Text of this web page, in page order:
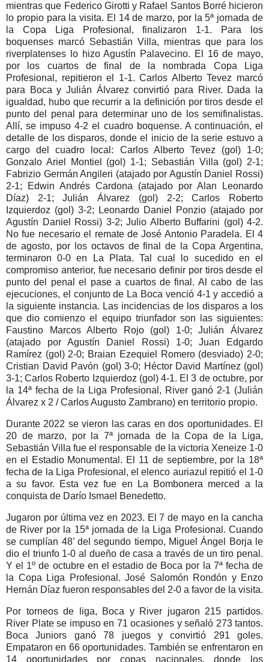
mientras que Federico Girotti y Rafael Santos Borré hicieron
lo propio para la visita. El 14 de marzo, por la 5ª jornada de
la Copa Liga Profesional, finalizaron 1-1. Para los
boquenses marcó Sebastián Villa, mientras que para los
riverplatenses lo hizo Agustín Palavecino. El 16 de mayo,
por los cuartos de final de la nombrada Copa Liga
Profesional, repitieron el 1-1. Carlos Alberto Tevez marcó
para Boca y Julián Álvarez convirtió para River. Dada la
igualdad, hubo que recurrir a la definición por tiros desde el
punto del penal para determinar uno de los semifinalistas.
Allí, se impuso 4-2 el cuadro boquense. A continuación, el
detalle de los disparos, donde el inicio de la serie estuvo a
cargo del cuadro local: Carlos Alberto Tevez (gol) 1-0;
Gonzalo Ariel Montiel (gol) 1-1; Sebastián Villa (gol) 2-1;
Fabrizio Germán Angileri (atajado por Agustín Daniel Rossi)
2-1; Edwin Andrés Cardona (atajado por Alan Leonardo
Díaz) 2-1; Julián Álvarez (gol) 2-2; Carlos Roberto
Izquierdoz (gol) 3-2; Leonardo Daniel Ponzio (atajado por
Agustín Daniel Rossi) 3-2; Julio Alberto Buffarini (gol) 4-2.
No fue necesario el remate de José Antonio Paradela. El 4
de agosto, por los octavos de final de la Copa Argentina,
terminaron 0-0 en La Plata. Tal cual lo sucedido en el
compromiso anterior, fue necesario definir por tiros desde el
punto del penal el pase a cuartos de final. Al cabo de las
ejecuciones, el conjunto de La Boca venció 4-1 y accedió a
la siguiente instancia. Las incidencias de los disparos a los
que dio comienzo el equipo triunfador son las siguientes:
Faustino Marcos Alberto Rojo (gol) 1-0; Julián Álvarez
(atajado por Agustín Daniel Rossi) 1-0; Juan Edgardo
Ramírez (gol) 2-0; Braian Ezequiel Romero (desviado) 2-0;
Cristian David Pavón (gol) 3-0; Héctor David Martínez (gol)
3-1; Carlos Roberto Izquierdoz (gol) 4-1. El 3 de octubre, por
la 14ª fecha de la Liga Profesional, River ganó 2-1 (Julián
Álvarez x 2 / Carlos Augusto Zambrano) en territorio propio.
Durante 2022 se vieron las caras en dos oportunidades. El
20 de marzo, por la 7ª jornada de la Copa de la Liga,
Sebastián Villa fue el responsable de la victoria Xeneize 1-0
en el Estadio Monumental. El 11 de septiembre, por la 18ª
fecha de la Liga Profesional, el elenco auriazul repitió el 1-0
a su favor. Esta vez fue en La Bombonera merced a la
conquista de Darío Ismael Benedetto.
Jugaron por última vez en 2023. El 7 de mayo en la cancha
de River por la 15ª jornada de la Liga Profesional. Cuando
se cumplían 48’ del segundo tiempo, Miguel Ángel Borja le
dio el triunfo 1-0 al dueño de casa a través de un tiro penal.
Y el 1º de octubre en el estadio de Boca por la 7ª fecha de
la Copa Liga Profesional. José Salomón Rondón y Enzo
Hernán Díaz fueron responsables del 2-0 a favor de la visita.
Por torneos de liga, Boca y River jugaron 215 partidos.
River Plate se impuso en 71 ocasiones y señaló 273 tantos.
Boca Juniors ganó 78 juegos y convirtió 291 goles.
Empataron en 66 oportunidades. También se enfrentaron en
14 oportunidades por copas nacionales, donde los